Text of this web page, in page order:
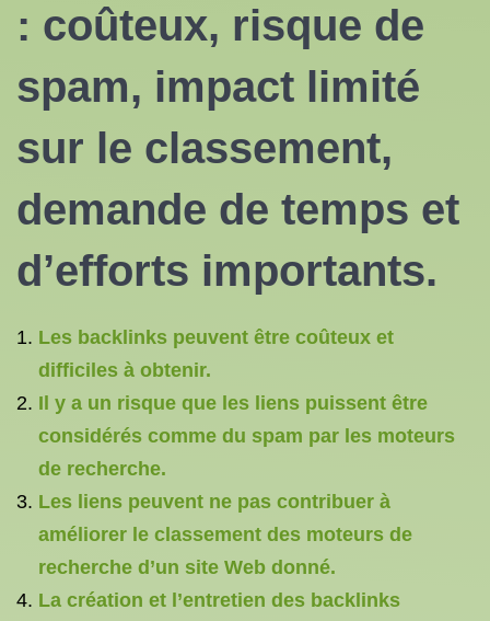
: coûteux, risque de
spam, impact limité
sur le classement,
demande de temps et
d’efforts importants.
Les backlinks peuvent être coûteux et
difficiles à obtenir.
Il y a un risque que les liens puissent être
considérés comme du spam par les moteurs
de recherche.
Les liens peuvent ne pas contribuer à
améliorer le classement des moteurs de
recherche d’un site Web donné.
La création et l’entretien des backlinks